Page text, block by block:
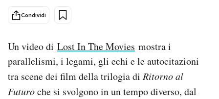
PODCAST
NEWSLETTER
Condividi
Un video di Lost In The Movies mostra i
parallelismi, i legami, gli echi e le autocitazioni
tra scene dei film della trilogia di Ritorno al
Futuroche si svolgono in un tempo diverso, dal